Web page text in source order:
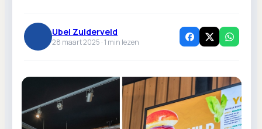
Ubel Zuiderveld
28 maart 2025 ·1 min lezen